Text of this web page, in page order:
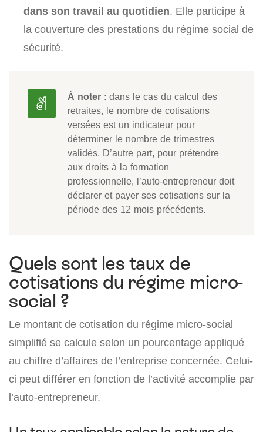
dans son travail au quotidien. Elle participe à
la couverture des prestations du régime social de
sécurité.
À noter : dans le cas du calcul des
retraites, le nombre de cotisations
versées est un indicateur pour
déterminer le nombre de trimestres
validés. D’autre part, pour prétendre
aux droits à la formation
professionnelle, l’auto-entrepreneur doit
déclarer et payer ses cotisations sur la
période des 12 mois précédents.
Quels sont les taux de
cotisations du régime micro-
social ?
Le montant de cotisation du régime micro-social
simplifié se calcule selon un pourcentage appliqué
au chiffre d’affaires de l’entreprise concernée. Celui-
ci peut différer en fonction de l’activité accomplie par
l’auto-entrepreneur.